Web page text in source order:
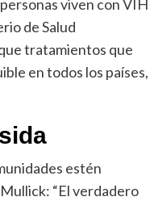
viven con VIH
de Salud
tratamientos que
en todos los países,
estén
“El verdadero